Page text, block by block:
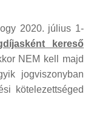
2020. július 1-
kereső
NEM kell majd
jogviszonyban
kötelezettséged